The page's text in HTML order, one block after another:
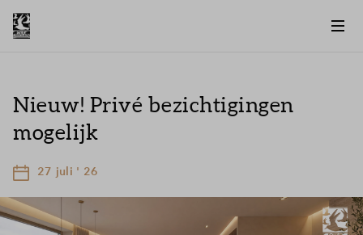
Nieuw! Privé bezichtigingen
mogelijk
27 juli ' 26